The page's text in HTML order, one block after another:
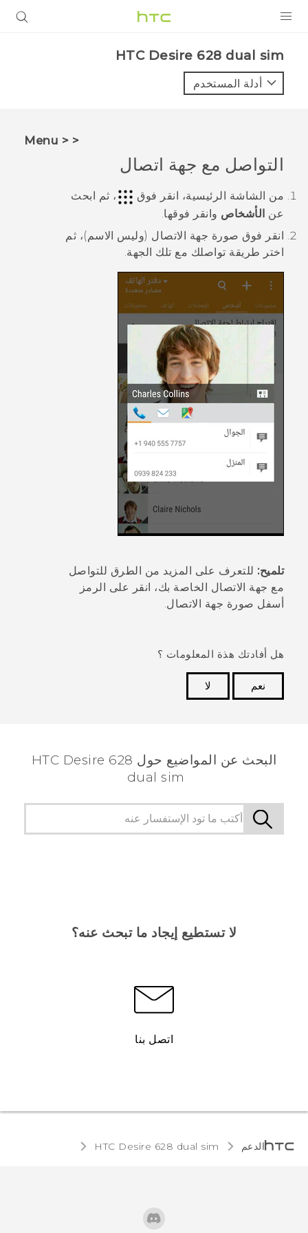
VIVE
VIVERSE
البرامج + التطبيقات
الدعم
أجهزة HTC والملحقات
HTC Desire 628 dual sim‎
أدلة المستخدم
< < Menu
التواصل مع جهة اتصال
من الشاشة الرئيسية، انقر فوق
، ثم ابحث
عن الأشخاص وانقر فوقها.
انقر فوق صورة جهة الاتصال (وليس الاسم)، ثم
اختر طريقة تواصلك مع تلك الجهة.
تلميح: للتعرف على المزيد من الطرق للتواصل
مع جهة الاتصال الخاصة بك، انقر على الرمز
أسفل صورة جهة الاتصال.
هل أفادتك هذة المعلومات ؟
نعم
لا
البحث عن المواضيع حول HTC Desire 628
dual sim
لا تستطيع إيجاد ما تبحث عنه؟
اتصل بنا
الدعم HTC Desire 628 dual sim‎